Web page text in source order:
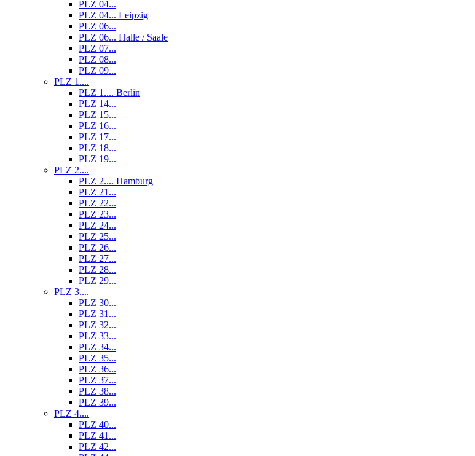
PLZ 04...
PLZ 04... Leipzig
PLZ 06...
PLZ 06... Halle / Saale
PLZ 07...
PLZ 08...
PLZ 09...
PLZ 1....
PLZ 1.... Berlin
PLZ 14...
PLZ 15...
PLZ 16...
PLZ 17...
PLZ 18...
PLZ 19...
PLZ 2....
PLZ 2.... Hamburg
PLZ 21...
PLZ 22...
PLZ 23...
PLZ 24...
PLZ 25...
PLZ 26...
PLZ 27...
PLZ 28...
PLZ 29...
PLZ 3....
PLZ 30...
PLZ 31...
PLZ 32...
PLZ 33...
PLZ 34...
PLZ 35...
PLZ 36...
PLZ 37...
PLZ 38...
PLZ 39...
PLZ 4....
PLZ 40...
PLZ 41...
PLZ 42...